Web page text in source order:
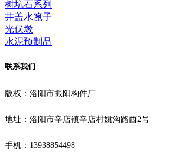
树坑石系列
井盖水篦子
光伏墩
水泥预制品
联系我们
版权：洛阳市振阳构件厂
地址：洛阳市辛店镇辛店村姚沟路西2号
手机：13938854498